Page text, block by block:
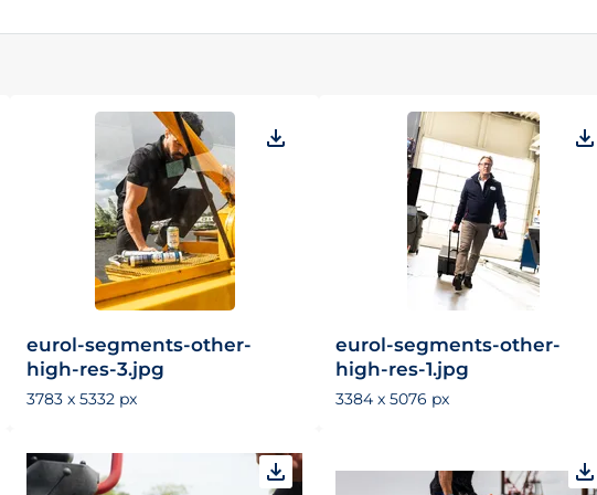
eurol-segments-other-
high-res-3.jpg
3783 x 5332 px
eurol-segments-other-
high-res-1.jpg
3384 x 5076 px